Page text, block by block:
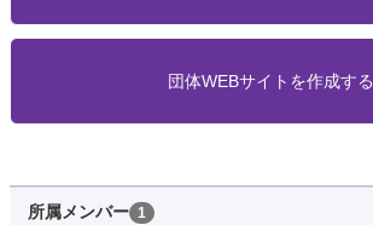
団体WEBサイトを作成する
所属メンバー 1